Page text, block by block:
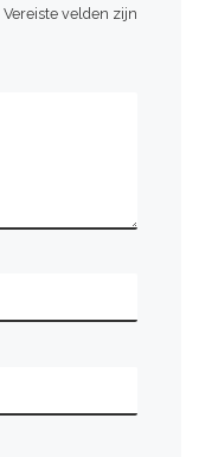
Vereiste velden zijn